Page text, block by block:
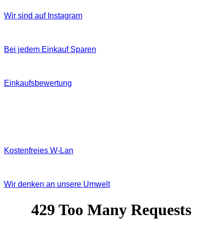
Wir sind auf Instagram
Bei jedem Einkauf Sparen
Einkaufsbewertung
Kostenfreies W‐Lan
Wir denken an unsere Umwelt